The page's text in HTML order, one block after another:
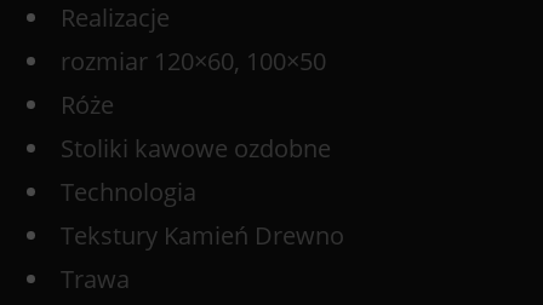
Realizacje
rozmiar 120×60, 100×50
Róże
Stoliki kawowe ozdobne
Technologia
Tekstury Kamień Drewno
Trawa